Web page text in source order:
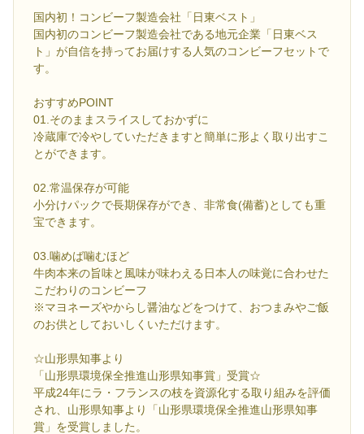
国内初！コンビーフ製造会社「日東ベスト」
国内初のコンビーフ製造会社である地元企業「日東ベス
ト」が自信を持ってお届けする人気のコンビーフセットで
す。
おすすめPOINT
01.そのままスライスしておかずに
冷蔵庫で冷やしていただきますと簡単に形よく取り出すこ
とができます。
02.常温保存が可能
小分けパックで長期保存ができ、非常食(備蓄)としても重
宝できます。
03.噛めば噛むほど
牛肉本来の旨味と風味が味わえる日本人の味覚に合わせた
こだわりのコンビーフ
※マヨネーズやからし醤油などをつけて、おつまみやご飯
のお供としておいしくいただけます。
☆山形県知事より
「山形県環境保全推進山形県知事賞」受賞☆
平成24年にラ・フランスの枝を資源化する取り組みを評価
され、山形県知事より「山形県環境保全推進山形県知事
賞」を受賞しました。